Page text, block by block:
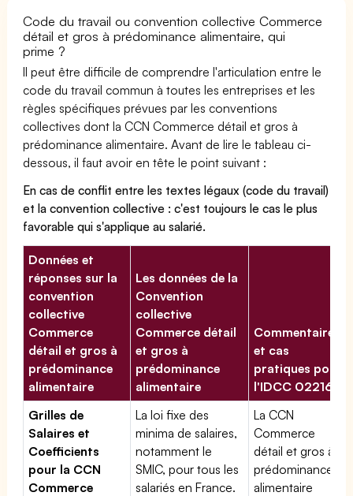
Code du travail ou convention collective Commerce
détail et gros à prédominance alimentaire, qui
prime ?
Il peut être difficile de comprendre l'articulation entre le
code du travail commun à toutes les entreprises et les
règles spécifiques prévues par les conventions
collectives dont la CCN Commerce détail et gros à
prédominance alimentaire. Avant de lire le tableau ci-
dessous, il faut avoir en tête le point suivant :
En cas de conflit entre les textes légaux (code du travail)
et la convention collective : c'est toujours le cas le plus
favorable qui s'applique au salarié.
Données et
réponses sur la
convention
collective
Commerce
détail et gros à
prédominance
alimentaire
Les données de la
Convention
collective
Commerce détail
et gros à
prédominance
alimentaire
Commentaires
et cas
pratiques pour
l'IDCC 02216
Grilles de
Salaires et
Coefficients
pour la CCN
Commerce
La loi fixe des
minima de salaires,
notamment le
SMIC, pour tous les
salariés en France.
La CCN
Commerce
détail et gros à
prédominance
alimentaire